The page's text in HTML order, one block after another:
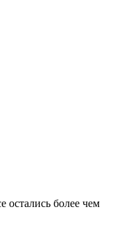
остались более чем